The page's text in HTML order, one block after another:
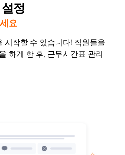
정
요
시작할 수 있습니다! 직원들을
하게 한 후, 근무시간표 관리